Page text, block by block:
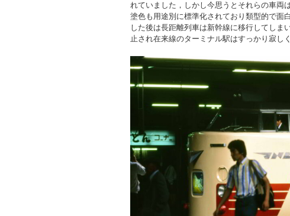
れていました，しかし今思うとそれらの車両
塗色も用途別に標準化されており類型的で面
した後は長距離列車は新幹線に移行してしま
止され在来線のターミナル駅はすっかり寂し